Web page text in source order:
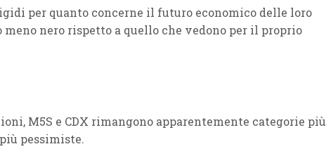
per quanto concerne il futuro economico delle loro
nero rispetto a quello che vedono per il proprio
M5S e CDX rimangono apparentemente categorie più
pessimiste.